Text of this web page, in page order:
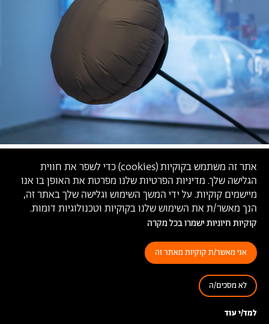
אתר זה משתמש בקוקיות (cookies) כדי לשפר את חווית
הגלישה שלך. מדיניות הפרטיות שלנו מפרטת את האופן בו אנו
מיישמים קוקיות. על ידי המשך השימוש וגלישה שלך באתר זה,
הנך מאשר/ת את השימוש שלנו בקוקיות וטכנולוגיות דומות.
קוקיות חיוניות ישמרו בכל מקרה
אני מאשר/ת קוקיות מאתר זה
לא מסכים/ה
למד/י עוד
'אדים אחרונים', רננה אלדור,